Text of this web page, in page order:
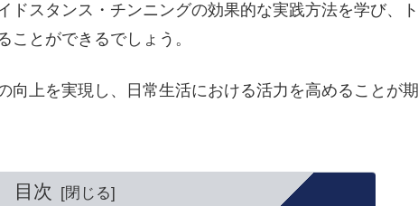
ドスタンス・チンニングの効果的な実践方法を学び、ト
ことができるでしょう。
向上を実現し、日常生活における活力を高めることが期
目次